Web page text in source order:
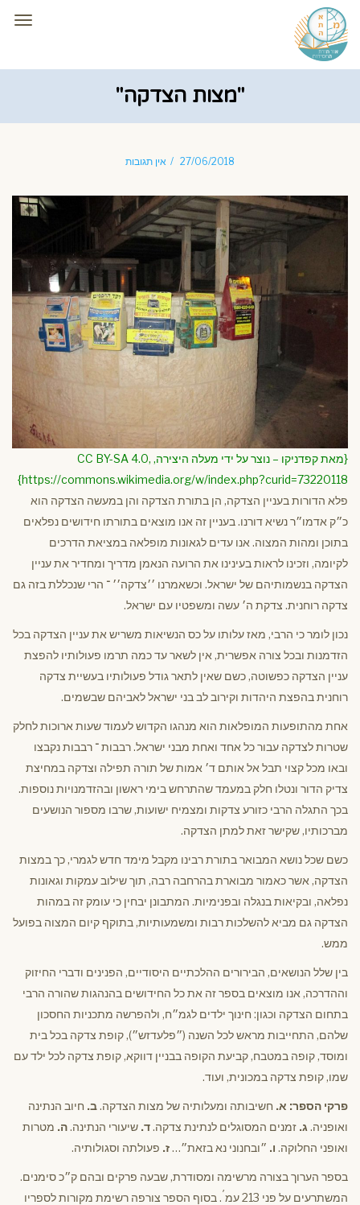
"מצות הצדקה"
27/06/2018 אין תגובות
{מאת קפדניקו – נוצר על ידי מעלה היצירה, CC BY-SA 4.0,
https://commons.wikimedia.org/w/index.php?curid=73220118}
פלא הדורות בעניין הצדקה, הן בתורת הצדקה והן במעשה הצדקה הוא
כ״ק אדמו״ר נשיא דורנו. בעניין זה אנו מוצאים בתורתו חידושים נפלאים
בתוכן ומהות המצוה. אנו עדים לגאונות מופלאה במציאת הדרכים
לקיומה, וזכינו לראות בעינינו את הרועה הנאמן מדריך ומחדיר את עניין
הצדקה בנשמותיהם של ישראל. וכשאמרנו ׳׳צדקה׳׳ ־ הרי שנכללת בזה גם
צדקה רוחנית. צדקת ה׳ עשה ומשפטיו עם ישראל.
נכון לומר כי הרבי, מאז עלותו על כס הנשיאות משריש את עניין הצדקה בכל
הזדמנות ובכל צורה אפשרית, אין לשאר עד כמה תרמו פעולותיו להפצת
עניין הצדקה כפשוטה, כשם שאין לתאר גודל פעולותיו בעשיית צדקה
רוחנית בהפצת היהדות וקירוב לב בני ישראל לאביהם שבשמים.
אחת מהתופעות המופלאות הוא מנהגו הקדוש לעמוד שעות ארוכות לחלק
שטרות לצדקה עבור כל אחד ואחת מבני ישראל. רבבות ־ רבבות נקבצו
ובאו מכל קצוי תבל אל אותם ד׳ אמות של תורה תפילה וצדקה במחיצת
צדיק הדור ונטלו חלק במעמד שהתרחש בימי ראשון ובהזדמנויות נוספות.
בכך התגלה הרבי כזורע צדקות ומצמיח ישועות, שרבו מספור הנושעים
מברכותיו, שקישר זאת למתן הצדקה.
כשם שכל נושא המבואר בתורת רבינו מקבל מימד חדש לגמרי, כך במצות
הצדקה, אשר כאמור מבוארת בהרחבה רבה, תוך שילוב עמקות וגאונות
נפלאה, ובקיאות בנגלה ובפנימיות. המתבונן יבחין כי עומק זה במהות
הצדקה גם מביא להשלכות רבות ומשמעותיות, בתוקף קיום המצוה בפועל
ממש.
בין שלל הנושאים, הבירורים ההלכתיים היסודיים, הפנינים ודברי החיזוק
וההדרכה, אנו מוצאים בספר זה את כל החידושים בהנהגות שהורה הרבי
בתחום הצדקה וכגון: חינוך ילדים לגמ״ח, ולהפרשה מתכניות החסכון
שלהם, התחייבות מראש לכל השנה (״פלעדזש״), קופת צדקה בכל בית
ומוסד, קופה במטבח, קביעת הקופה בבניין דווקא, קופת צדקה לכל ילד עם
שמו, קופת צדקה במכונית, ועוד.
פרקי הספר: א. חשיבותה ומעלותיה של מצות הצדקה.ב. חיוב הנתינה
ואופניה. ג. זמנים המסוגלים לנתינת צדקה.ד. שיעורי הנתינה.ה. מטרות
ואופני החלוקה. ו. ״ובחנוני נא בזאת״…ז. פעולתה וסגולותיה.
בספר הערוך בצורה מרשימה ומסודרת, שבעה פרקים ובהם ק״כ סימנים.
המשתרעים על פני 213 עמ
׳. בסוף הספר צורפה רשימת מקורות לספריו